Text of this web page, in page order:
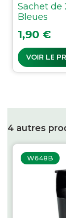
Sachet de
Bleues
Prix
1,90 €
VOIR LE
4 autres
W648B